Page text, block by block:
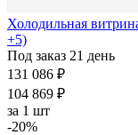
Холодильная
+5)
Под заказ 21 день
131 086 ₽
104 869 ₽
за 1 шт
-20%